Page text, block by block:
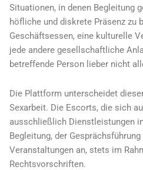
Situationen, in denen Begleitung
höfliche und diskrete Präsenz zu
Geschäftsessen, eine kulturelle
jede andere gesellschaftliche
betreffende Person lieber nicht
Die Plattform unterscheidet
Sexarbeit. Die Escorts, die sich
ausschließlich Dienstleistungen
Begleitung, der
Veranstaltungen an, stets im
Rechtsvorschriften.